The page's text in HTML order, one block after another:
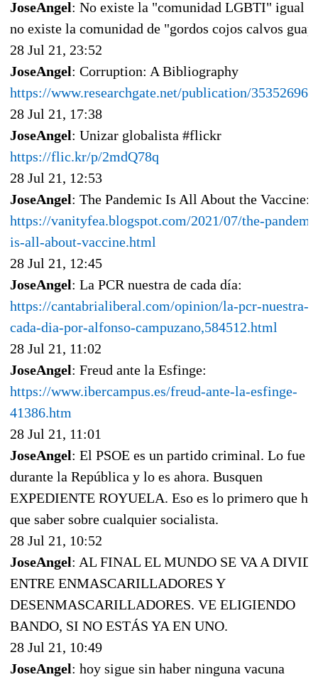
JoseAngel: No existe la "comunidad LGBTI" igual
no existe la comunidad de "gordos cojos calvos
28 Jul 21, 23:52
JoseAngel: Corruption: A Bibliography
https://www.researchgate.net/publication/353526967
28 Jul 21, 17:38
JoseAngel: Unizar globalista #flickr
https://flic.kr/p/2mdQ78q
28 Jul 21, 12:53
JoseAngel: The Pandemic Is All About the Vaccine:
https://vanityfea.blogspot.com/2021/07/the-
is-all-about-vaccine.html
28 Jul 21, 12:45
JoseAngel: La PCR nuestra de cada día:
https://cantabrialiberal.com/opinion/la-pcr-nuestra-
cada-dia-por-alfonso-campuzano,584512.html
28 Jul 21, 11:02
JoseAngel: Freud ante la Esfinge:
https://www.ibercampus.es/freud-ante-la-esfinge-
41386.htm
28 Jul 21, 11:01
JoseAngel: El PSOE es un partido criminal. Lo fue
durante la República y lo es ahora. Busquen
EXPEDIENTE ROYUELA. Eso es lo primero que
que saber sobre cualquier socialista.
28 Jul 21, 10:52
JoseAngel: AL FINAL EL MUNDO SE VA A
ENTRE ENMASCARILLADORES Y
DESENMASCARILLADORES. VE ELIGIENDO
BANDO, SI NO ESTÁS YA EN UNO.
28 Jul 21, 10:49
JoseAngel: hoy sigue sin haber ninguna vacuna